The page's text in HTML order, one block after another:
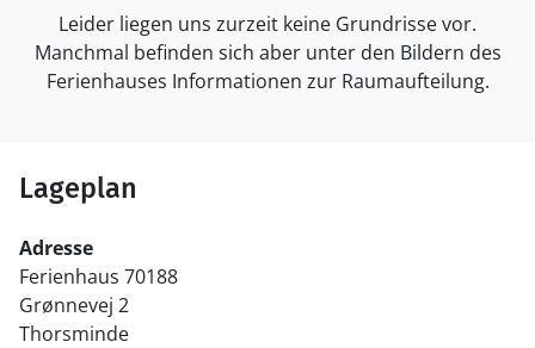
Leider liegen uns zurzeit keine Grundrisse vor.
Manchmal befinden sich aber unter den Bildern des
Ferienhauses Informationen zur Raumaufteilung.
Lageplan
Adresse
Ferienhaus 70188
Grønnevej 2
Thorsminde